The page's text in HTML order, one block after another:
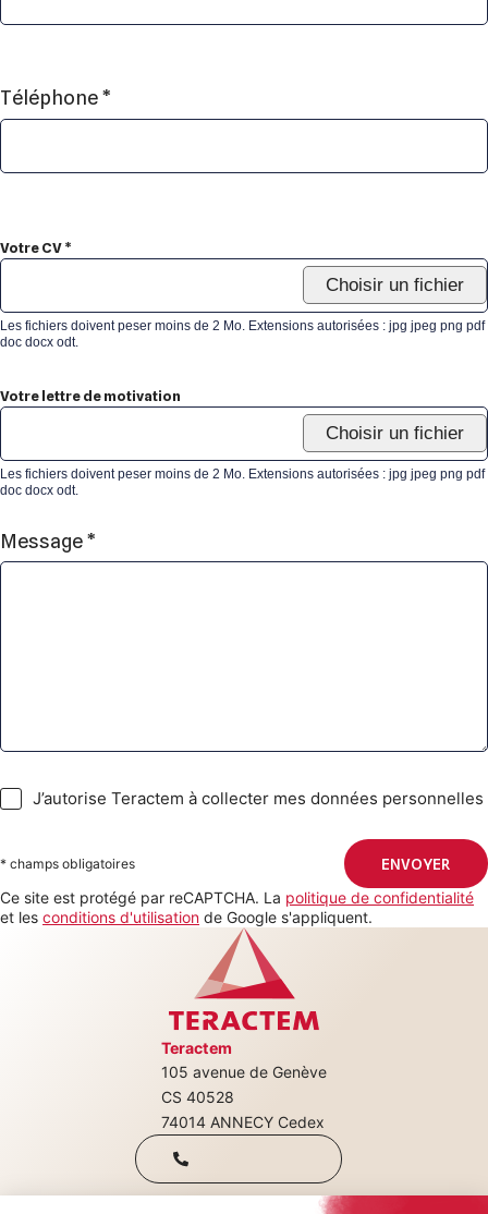
Téléphone *
Votre CV *
Choisir un fichier
Les fichiers doivent peser moins de 2 Mo. Extensions autorisées : jpg jpeg png pdf
doc docx odt.
Votre lettre de motivation
Choisir un fichier
Les fichiers doivent peser moins de 2 Mo. Extensions autorisées : jpg jpeg png pdf
doc docx odt.
Message *
J’autorise Teractem à collecter mes données personnelles
* champs obligatoires
ENVOYER
Ce site est protégé par reCAPTCHA. La politique de confidentialité
et les conditions d'utilisation de Google s'appliquent.
Teractem
105 avenue de Genève
CS 40528
74014 ANNECY Cedex
+33(0)4 50 08